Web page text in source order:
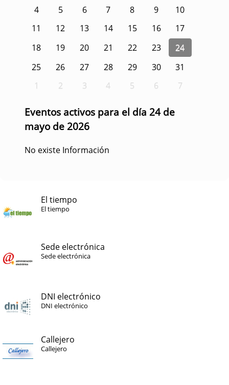
4
5 6 7 8 9
10
11
12 13 14 15 16
17
18
19 20 21 22 23
24
25
26 27 28 29 30
31
1
2 3 4 5 6 7
Eventos activos para el día 24 de
mayo de 2026
No existe Información
El tiempo
El tiempo
Sede electrónica
Sede electrónica
DNI electrónico
DNI electrónico
Callejero
Callejero